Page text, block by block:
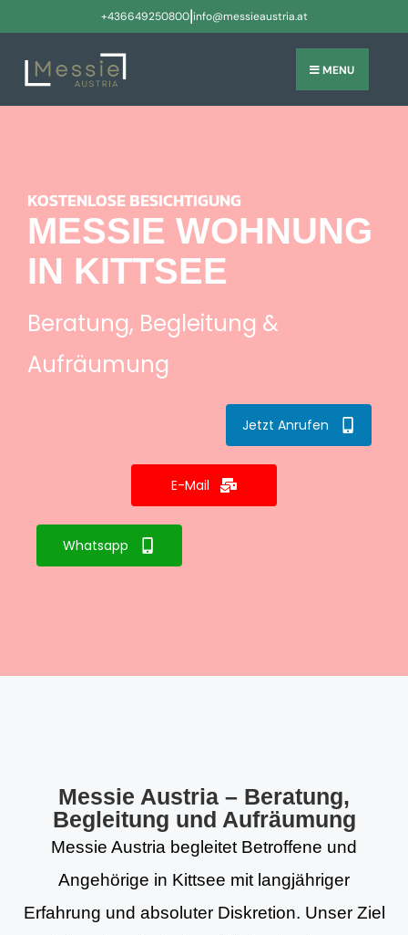
+436649250800|info@messieaustria.at
MENU
KOSTENLOSE BESICHTIGUNG
MESSIE WOHNUNG
IN KITTSEE
Beratung, Begleitung &
Aufräumung
Jetzt Anrufen
E-Mail
Whatsapp
Messie Austria – Beratung,
Begleitung und Aufräumung
Messie Austria begleitet Betroffene und
Angehörige in Kittsee mit langjähriger
Erfahrung und absoluter Diskretion. Unser Ziel